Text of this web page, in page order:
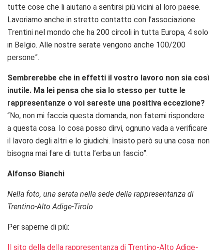
tutte cose che li aiutano a sentirsi più vicini al loro paese.
Lavoriamo anche in stretto contatto con l’associazione
Trentini nel mondo che ha 200 circoli in tutta Europa, 4 solo
in Belgio. Alle nostre serate vengono anche 100/200
persone”.
Sembrerebbe che in effetti il vostro lavoro non sia così
inutile. Ma lei pensa che sia lo stesso per tutte le
rappresentanze o voi sareste una positiva eccezione?
“No, non mi faccia questa domanda, non fatemi rispondere
a questa cosa. Io cosa posso dirvi, ognuno vada a verificare
il lavoro degli altri e lo giudichi. Insisto però su una cosa: non
bisogna mai fare di tutta l’erba un fascio”.
Alfonso Bianchi
Nella foto, una serata nella sede della rappresentanza di
Trentino-Alto Adige-Tirolo
Per saperne di più:
Il sito della della rappresentanza di Trentino-Alto Adige-